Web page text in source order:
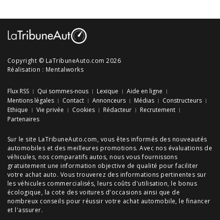
Copyright © LaTribuneAuto.com 2026
Réalisation : Mentalworks
Flux RSS Qui sommes-nous Lexique
Aide en ligne
Mentions légales
Contact Annonceurs Médias
Constructeurs
Ethique
Vie privée Cookies Rédacteur
Recrutement
Partenaires
Sur le site LaTribuneAuto.com, vous êtes informés des nouveautés
automobiles et des meilleures promotions. Avec nos évaluations de
véhicules, nos comparatifs autos, nous vous fournissons
gratuitement une information objective de qualité pour faciliter
votre achat auto. Vous trouverez des informations pertinentes sur
les véhicules commercialisés, leurs coûts d'utilisation, le bonus
écologique, la cote des voitures d'occasions ainsi que de
nombreux conseils pour réussir votre achat automobile, le financer
et l'assurer.